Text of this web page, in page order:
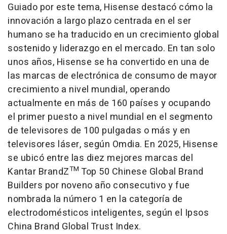
Guiado por este tema, Hisense destacó cómo la
innovación a largo plazo centrada en el ser
humano se ha traducido en un crecimiento global
sostenido y liderazgo en el mercado. En tan solo
unos años, Hisense se ha convertido en una de
las marcas de electrónica de consumo de mayor
crecimiento a nivel mundial, operando
actualmente en más de 160 países y ocupando
el primer puesto a nivel mundial en el segmento
de televisores de 100 pulgadas o más y en
televisores láser, según Omdia. En 2025, Hisense
se ubicó entre las diez mejores marcas del
Kantar BrandZTM Top 50 Chinese Global Brand
Builders por noveno año consecutivo y fue
nombrada la número 1 en la categoría de
electrodomésticos inteligentes, según el Ipsos
China Brand Global Trust Index.